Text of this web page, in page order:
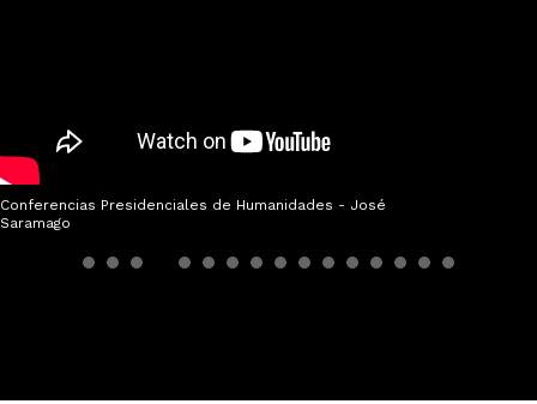
- José
Conferencias Presidenciales de
Mario Vargas Llosa